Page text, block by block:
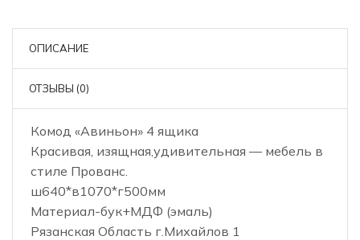
ОПИСАНИЕ
ОТЗЫВЫ (0)
Комод «Авиньон» 4 ящика
Красивая, изящная,удивительная — мебель в
стиле Прованс.
ш640*в1070*г500мм
Материал-бук+МДФ (эмаль)
Рязанская Область г.Михайлов 1